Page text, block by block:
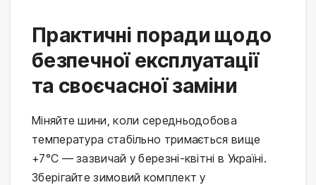
Практичні поради щодо
безпечної експлуатації
та своєчасної заміни
Міняйте шини, коли середньодобова
температура стабільно тримається вище
+7°C — зазвичай у березні-квітні в Україні.
Зберігайте зимовий комплект у